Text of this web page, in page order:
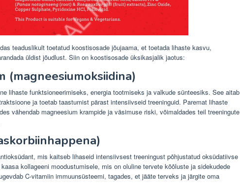
teaduslikult toetatud koostisosade jõujaama, et toetada lihaste kasvu,
üldist jõudlust. Siin on koostisosade üksikasjalik jaotus:
(magneesiumoksiidina)
lihaste funktsioneerimiseks, energia tootmiseks ja valkude sünteesiks. See aitab
ja toetab taastumist pärast intensiivseid treeninguid. Paremat lihaste
vähendab magneesium krampide ja väsimuse riski, võimaldades teil treeningute
mis kaitseb lihaseid intensiivsest treeningust põhjustatud oksüdatiivse
kollageeni moodustumisele, mis on oluline tervete kõõluste ja sidekudede
C-vitamiin immuunsüsteemi, tagades, et jääte terveks ja järgite oma